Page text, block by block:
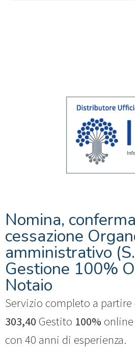
Nomina,
cessazione
amministrativo
Gestione 100%
Notaio
Servizio completo a partire
303,40 Gestito 100%
con 40 anni di esperienza.